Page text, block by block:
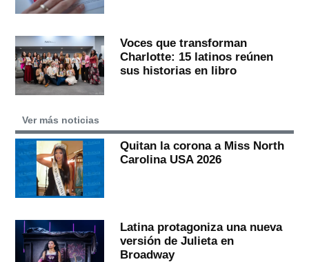
Voces que transforman
Charlotte: 15 latinos reúnen
sus historias en libro
Ver más noticias
Quitan la corona a Miss North
Carolina USA 2026
Latina protagoniza una nueva
versión de Julieta en
Broadway